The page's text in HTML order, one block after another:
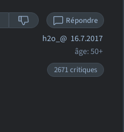
Répondre
h2o_@ 16.7.2017
âge: 50+
2671 critiques